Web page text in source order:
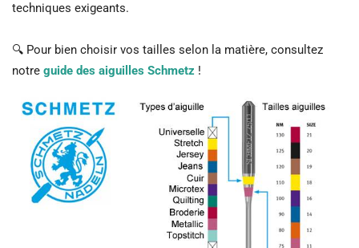
techniques exigeants.
🔍 Pour bien choisir vos tailles selon la matière, consultez
notre guide des aiguilles Schmetz !